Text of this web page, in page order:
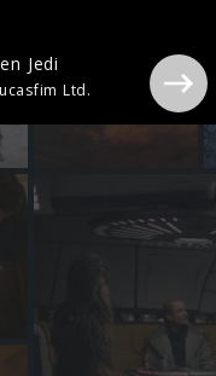
Jedi
Ltd.